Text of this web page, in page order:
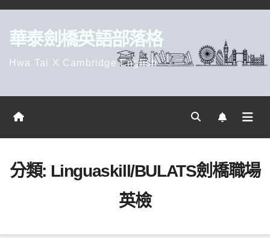
Skip
content
華泰劍橋英語部落格
Hwa Tai X Cambridge English
分類: Linguaskill/BULATS劍橋職場
英檢